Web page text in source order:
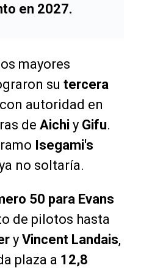
en 2027.
mayores
su tercera
autoridad en
de Aichi y Gifu.
Isegami's
no soltaría.
50 para Evans
de pilotos hasta
y Vincent Landais,
plaza a 12,8